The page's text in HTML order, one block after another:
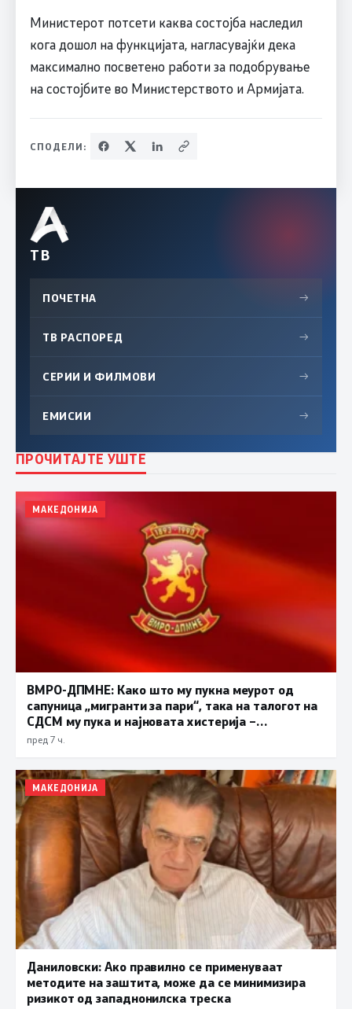
Министерот потсети каква состојба наследил
кога дошол на функцијата, нагласувајќи дека
максимално посветено работи за подобрување
на состојбите во Министерството и Армијата.
СПОДЕЛИ:
ТВ
ПОЧЕТНА →
ТВ РАСПОРЕД →
СЕРИИ И ФИЛМОВИ →
ЕМИСИИ →
ПРОЧИТАЈТЕ УШТЕ
МАКЕДОНИЈА
ВМРО-ДПМНЕ: Како што му пукна меурот од
сапуница „мигранти за пари“, така на талогот на
СДСМ му пука и најновата хистерија –
прифаќање на француски предлог
пред 7 ч.
МАКЕДОНИЈА
Даниловски: Ако правилно се применуваат
методите на заштита, може да се минимизира
ризикот од западнонилска треска